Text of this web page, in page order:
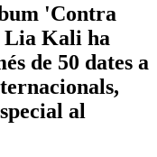
'Contra
Lia Kali ha
de 50 dates a
al